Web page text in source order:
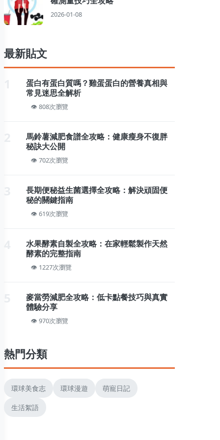
2026-01-08
最新貼文
蛋白有蛋白質嗎？雞蛋蛋白的營養真相與
常見迷思全解析
808次瀏覽
馬鈴薯減肥食譜全攻略：健康瘦身不復胖
秘訣大公開
702次瀏覽
長期便秘益生菌選擇全攻略：解決頑固便
秘的關鍵指南
619次瀏覽
水果酵素自製全攻略：在家輕鬆製作天然
酵素的完整指南
1227次瀏覽
麥當勞減肥全攻略：低卡點餐技巧與真實
體驗分享
970次瀏覽
熱門分類
環球美食志 環球漫遊 萌寵日記
生活絮語